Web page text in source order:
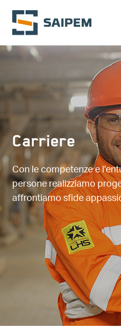
Salta al contenuto principale
Carriere
Con le competenze e
persone realizziamo
affrontiamo sfide